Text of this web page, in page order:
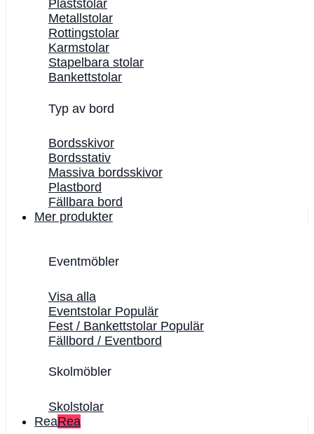
Plaststolar
Metallstolar
Rottingstolar
Karmstolar
Stapelbara stolar
Bankettstolar
Typ av bord
Bordsskivor
Bordsstativ
Massiva bordsskivor
Plastbord
Fällbara bord
Mer produkter
Eventmöbler
Visa alla
Eventstolar
Fest / Bankettstolar
Fällbord / Eventbord
Skolmöbler
Skolstolar
Rea